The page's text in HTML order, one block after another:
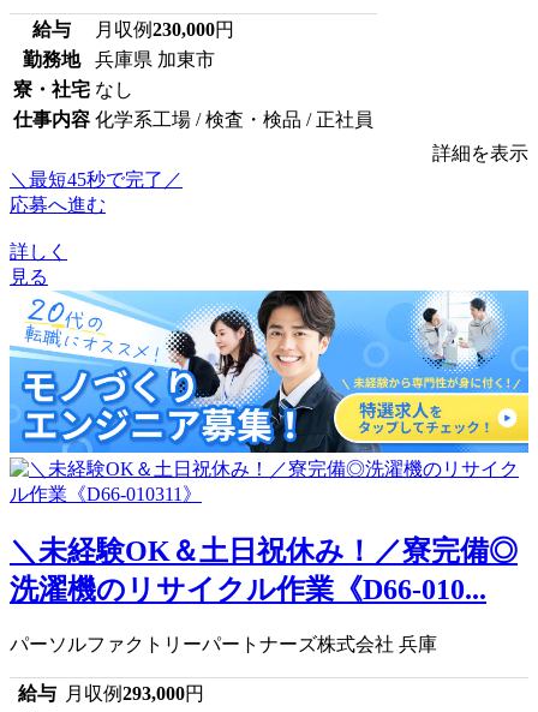
給与 月収例230,000円
勤務地
兵庫県 加東市
寮・社宅 なし
仕事内容 化学系工場 / 検査・検品 / 正社員
詳細を表示
＼最短45秒で完了／
応募へ進む
詳しく
見る
＼未経験OK＆土日祝休み！／寮完備◎
洗濯機のリサイクル作業《D66-010...
パーソルファクトリーパートナーズ株式会社 兵庫
給与 月収例293,000円